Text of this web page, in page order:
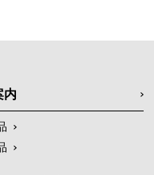
内